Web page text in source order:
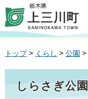
トップ> くらし > 公園 >
しらさぎ公園